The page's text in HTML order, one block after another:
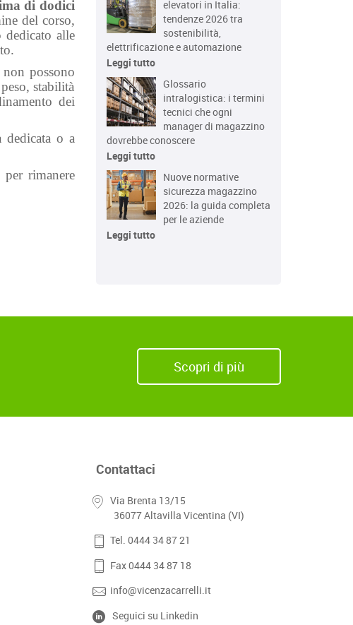
di dodici
del corso,
dedicato alle
possono
stabilità
dei
dedicatao a
per rimanere
elevatori in Italia:
tendenze 2026 tra
sostenibilità,
elettrificazione e automazione
Leggi tutto
Glossario
intralogistica: i termini
tecnici che ogni
manager di magazzino
dovrebbe conoscere
Leggi tutto
Nuove normative
sicurezza magazzino
2026: la guida completa
per le aziende
Leggi tutto
Scopri di più
Contattaci
Via Brenta 13/15
36077 Altavilla Vicentina (VI)
Tel. 0444 34 87 21
Fax 0444 34 87 18
info@vicenzacarrelli.it
Seguici su Linkedin